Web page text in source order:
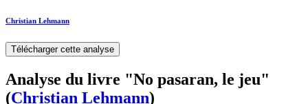
Christian Lehmann
Télécharger cette analyse
Analyse du livre "No pasaran, le jeu"
(Christian Lehmann)